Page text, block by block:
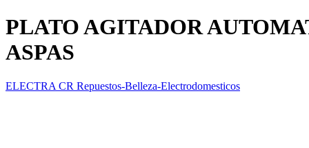
PLATO AGITADOR
ASPAS
ELECTRA CR Repuestos-Belleza-Electrodomesticos